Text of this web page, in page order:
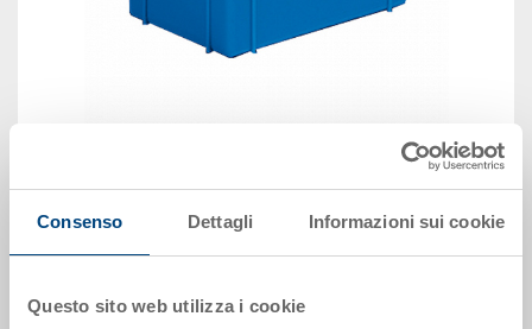
Consenso Dettagli Informazioni sui cookie
Questo sito web utilizza i cookie
immagine simile
Disponbilità: su richiesta
Il prodotto non può essere ordinato online:Richiedi